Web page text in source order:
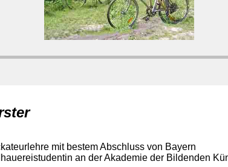
mit bestem Abschluss von Bayern
an der Akademie der Bildenden